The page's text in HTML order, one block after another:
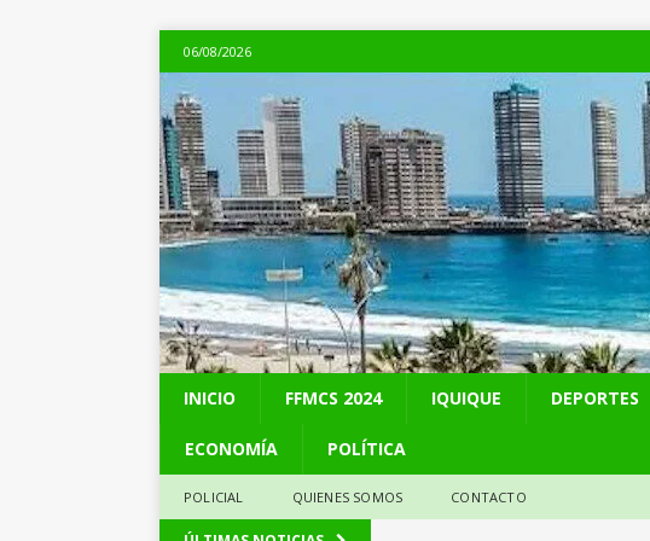
06/08/2026
INICIO FFMCS 2024 IQUIQUE DEPORTES
ECONOMÍA POLÍTICA
POLICIAL QUIENES SOMOS CONTACTO